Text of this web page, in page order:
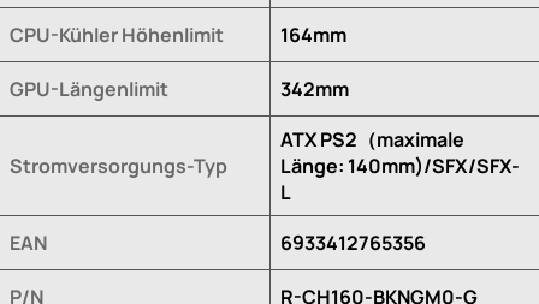
CPU-Kühler Höhenlimit
164mm
GPU-Längenlimit 342mm
Stromversorgungs-Typ
ATX PS2（maximale
Länge: 140mm)/SFX/SFX-
L
EAN
6933412765356
P/N R-CH160-BKNGM0-G